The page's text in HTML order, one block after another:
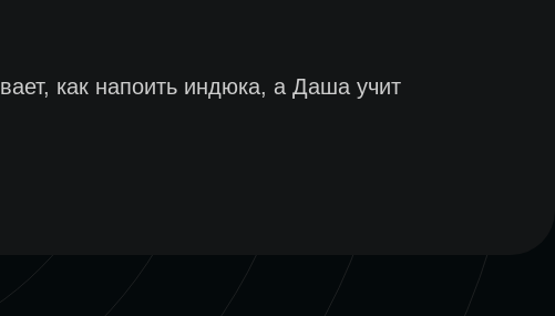
как напоить индюка, а Даша учит